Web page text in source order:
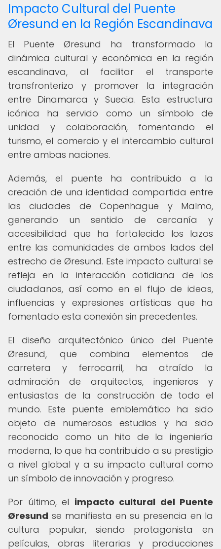
Impacto Cultural del Puente
Øresund en la Región Escandinava
El Puente Øresund ha transformado la
dinámica cultural y económica en la región
escandinava, al facilitar el transporte
transfronterizo y promover la integración
entre Dinamarca y Suecia. Esta estructura
icónica ha servido como un símbolo de
unidad y colaboración, fomentando el
turismo, el comercio y el intercambio cultural
entre ambas naciones.
Además, el puente ha contribuido a la
creación de una identidad compartida entre
las ciudades de Copenhague y Malmö,
generando un sentido de cercanía y
accesibilidad que ha fortalecido los lazos
entre las comunidades de ambos lados del
estrecho de Øresund. Este impacto cultural se
refleja en la interacción cotidiana de los
ciudadanos, así como en el flujo de ideas,
influencias y expresiones artísticas que ha
fomentado esta conexión sin precedentes.
El diseño arquitectónico único del Puente
Øresund, que combina elementos de
carretera y ferrocarril, ha atraído la
admiración de arquitectos, ingenieros y
entusiastas de la construcción de todo el
mundo. Este puente emblemático ha sido
objeto de numerosos estudios y ha sido
reconocido como un hito de la ingeniería
moderna, lo que ha contribuido a su prestigio
a nivel global y a su impacto cultural como
un símbolo de innovación y progreso.
Por último, el impacto cultural del Puente
Øresund se manifiesta en su presencia en la
cultura popular, siendo protagonista en
películas, obras literarias y producciones